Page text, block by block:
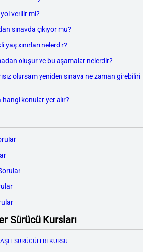
verilir mi?
sınavda çıkıyor mu?
yaş sınırları nelerdir?
oluşur ve bu aşamalar nelerdir?
olursam yeniden sınava ne zaman girebiliri
hangi konular yer alır?
Sürücü Kursları
SÜRÜCÜLERİ KURSU